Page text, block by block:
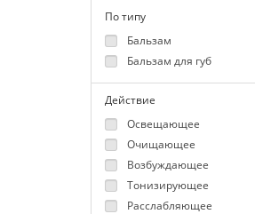
По типу
Бальзам
Бальзам для губ
Действие
Освещающее
Очищающее
Возбуждающее
Тонизирующее
Расслабляющее